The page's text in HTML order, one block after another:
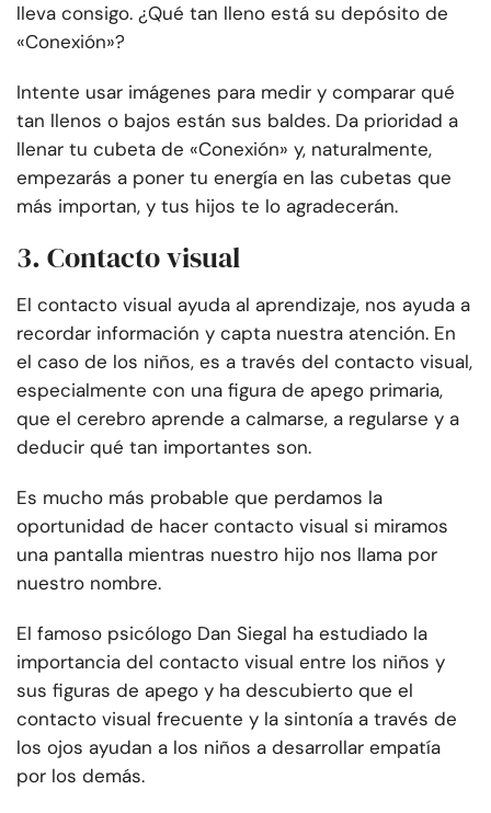
lleva consigo. ¿Qué tan lleno está su depósito de
«Conexión»?
Intente usar imágenes para medir y comparar qué
tan llenos o bajos están sus baldes. Da prioridad a
llenar tu cubeta de «Conexión» y, naturalmente,
empezarás a poner tu energía en las cubetas que
más importan, y tus hijos te lo agradecerán.
3. Contacto visual
El contacto visual ayuda al aprendizaje, nos ayuda a
recordar información y capta nuestra atención. En
el caso de los niños, es a través del contacto visual,
especialmente con una figura de apego primaria,
que el cerebro aprende a calmarse, a regularse y a
deducir qué tan importantes son.
Es mucho más probable que perdamos la
oportunidad de hacer contacto visual si miramos
una pantalla mientras nuestro hijo nos llama por
nuestro nombre.
El famoso psicólogo Dan Siegal ha estudiado la
importancia del contacto visual entre los niños y
sus figuras de apego y ha descubierto que el
contacto visual frecuente y la sintonía a través de
los ojos ayudan a los niños a desarrollar empatía
por los demás.